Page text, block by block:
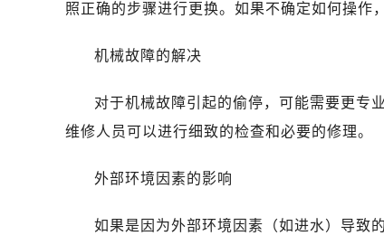
长春市朝阳区西安大路727号中
昆明市盘龙区北京路928号同德
西安市碑林区南关正街88号华侨
海口市龙华区金贸东路5号海口华
台州市椒江区东海大道1800号腾
黑龙江省鹤岗市向阳区红军路浪
照正确的步骤进行更换。如果不确定如何操作
机械故障的解决
对于机械故障引起的偷停，可能需要更专
维修人员可以进行细致的检查和必要的修理。
外部环境因素的影响
如果是因为外部环境因素（如进水）导致